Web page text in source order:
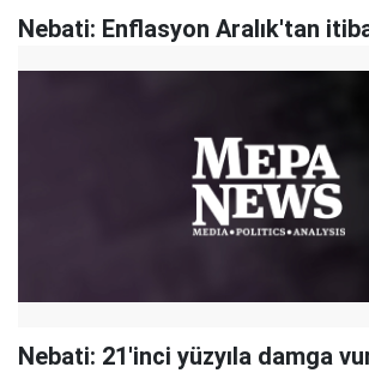
Nebati: Enflasyon Aralık'tan
Nebati: 21'inci yüzyıla damga